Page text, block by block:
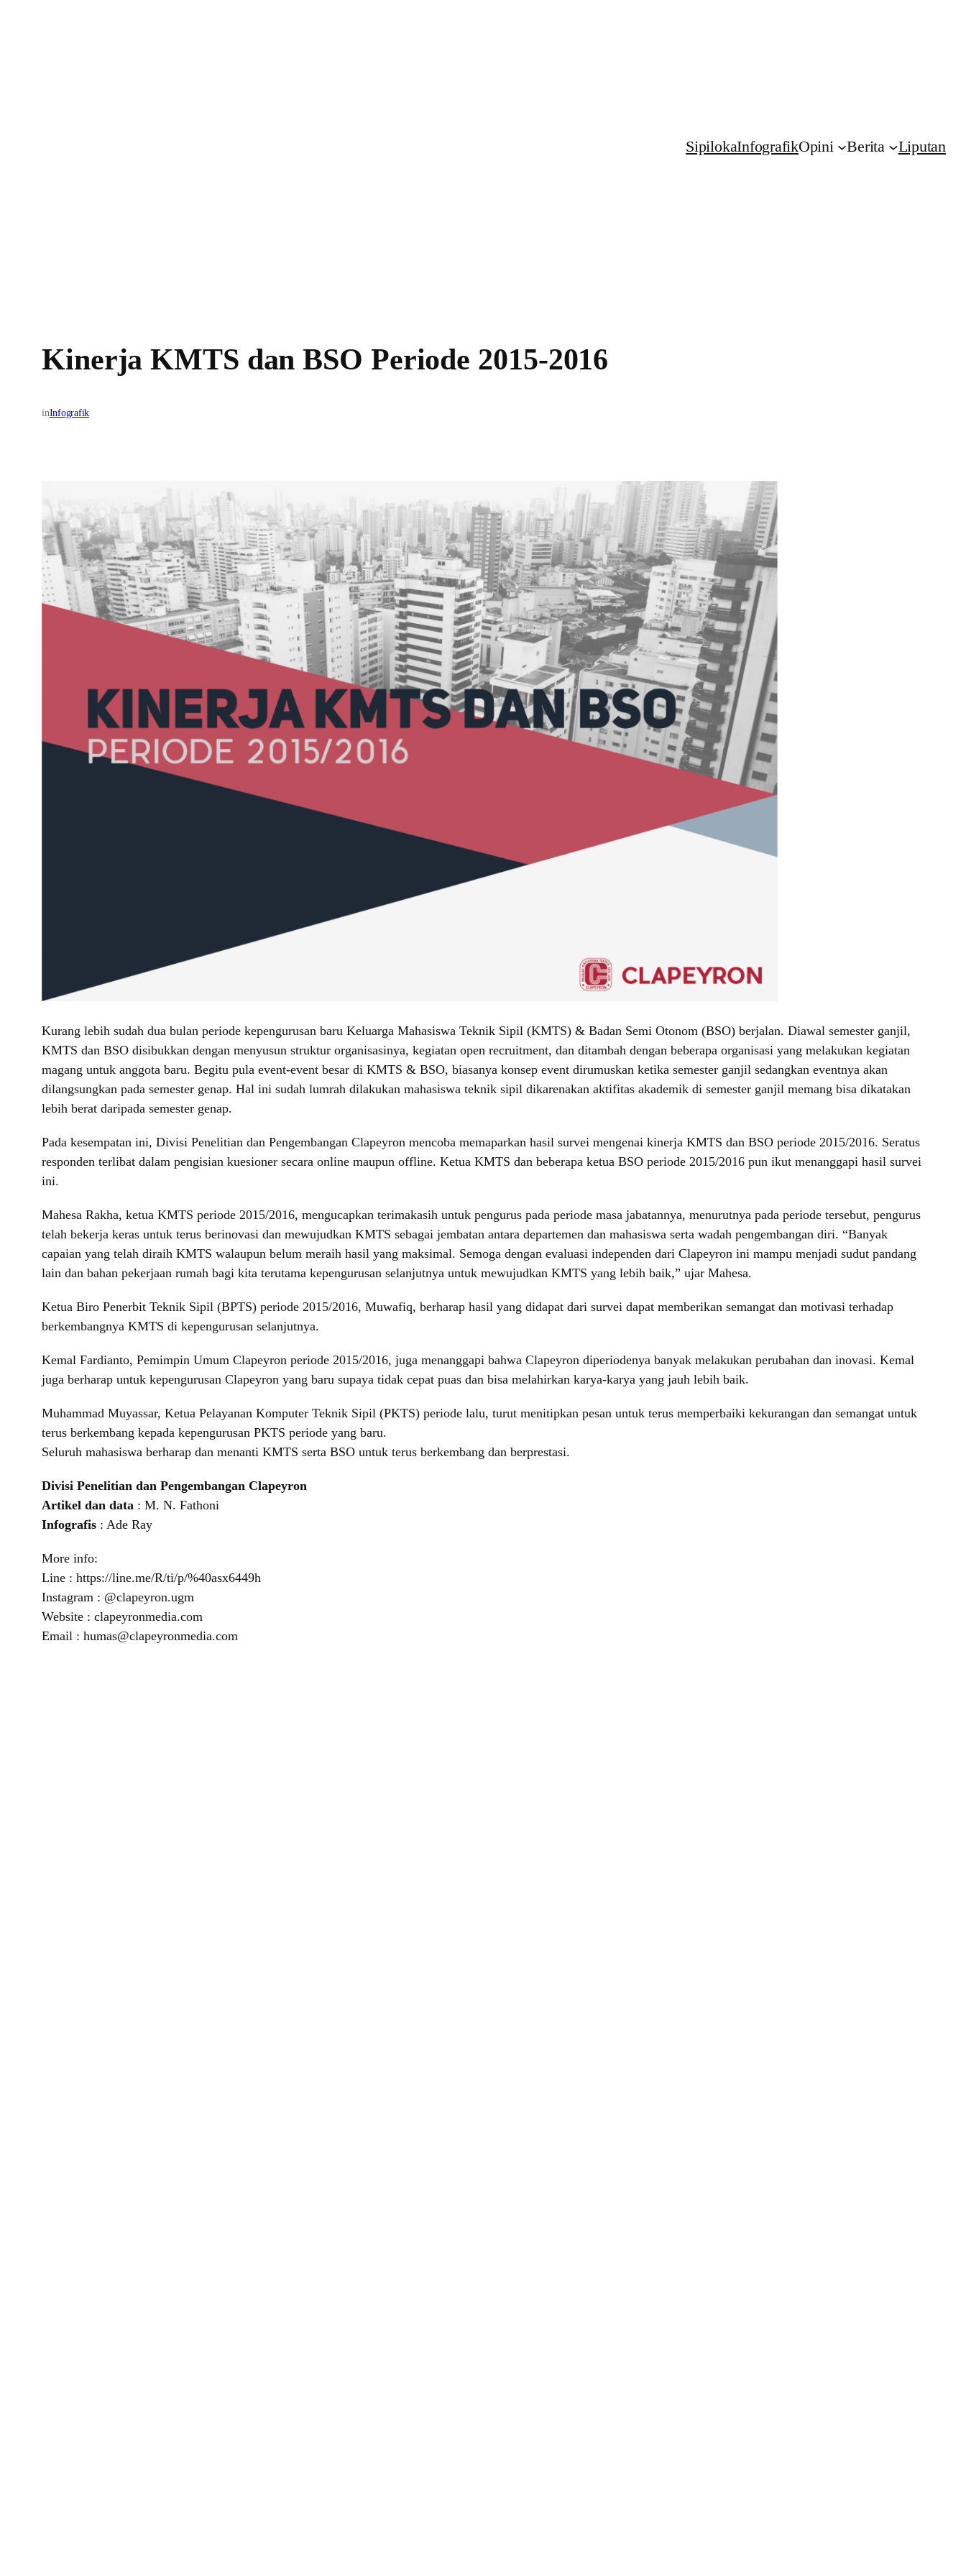
SipilokaInfografikOpini Berita Liputan
Kinerja KMTS dan BSO Periode 2015-2016
inInfografik
Kurang lebih sudah dua bulan periode kepengurusan baru Keluarga Mahasiswa Teknik Sipil (KMTS) & Badan Semi Otonom (BSO) berjalan. Diawal semester ganjil,
KMTS dan BSO disibukkan dengan menyusun struktur organisasinya, kegiatan open recruitment, dan ditambah dengan beberapa organisasi yang melakukan kegiatan
magang untuk anggota baru. Begitu pula event-event besar di KMTS & BSO, biasanya konsep event dirumuskan ketika semester ganjil sedangkan eventnya akan
dilangsungkan pada semester genap. Hal ini sudah lumrah dilakukan mahasiswa teknik sipil dikarenakan aktifitas akademik di semester ganjil memang bisa dikatakan
lebih berat daripada semester genap.
Pada kesempatan ini, Divisi Penelitian dan Pengembangan Clapeyron mencoba memaparkan hasil survei mengenai kinerja KMTS dan BSO periode 2015/2016. Seratus
responden terlibat dalam pengisian kuesioner secara online maupun offline. Ketua KMTS dan beberapa ketua BSO periode 2015/2016 pun ikut menanggapi hasil survei
ini.
Mahesa Rakha, ketua KMTS periode 2015/2016, mengucapkan terimakasih untuk pengurus pada periode masa jabatannya, menurutnya pada periode tersebut, pengurus
telah bekerja keras untuk terus berinovasi dan mewujudkan KMTS sebagai jembatan antara departemen dan mahasiswa serta wadah pengembangan diri. “Banyak
capaian yang telah diraih KMTS walaupun belum meraih hasil yang maksimal. Semoga dengan evaluasi independen dari Clapeyron ini mampu menjadi sudut pandang
lain dan bahan pekerjaan rumah bagi kita terutama kepengurusan selanjutnya untuk mewujudkan KMTS yang lebih baik,” ujar Mahesa.
Ketua Biro Penerbit Teknik Sipil (BPTS) periode 2015/2016, Muwafiq, berharap hasil yang didapat dari survei dapat memberikan semangat dan motivasi terhadap
berkembangnya KMTS di kepengurusan selanjutnya.
Kemal Fardianto, Pemimpin Umum Clapeyron periode 2015/2016, juga menanggapi bahwa Clapeyron diperiodenya banyak melakukan perubahan dan inovasi. Kemal
juga berharap untuk kepengurusan Clapeyron yang baru supaya tidak cepat puas dan bisa melahirkan karya-karya yang jauh lebih baik.
Muhammad Muyassar, Ketua Pelayanan Komputer Teknik Sipil (PKTS) periode lalu, turut menitipkan pesan untuk terus memperbaiki kekurangan dan semangat untuk
terus berkembang kepada kepengurusan PKTS periode yang baru.
Seluruh mahasiswa berharap dan menanti KMTS serta BSO untuk terus berkembang dan berprestasi.
Divisi Penelitian dan Pengembangan Clapeyron
Artikel dan data : M. N. Fathoni
Infografis : Ade Ray
More info:
Line : https://line.me/R/ti/p/%40asx6449h
Instagram : @clapeyron.ugm
Website : clapeyronmedia.com
Email : humas@clapeyronmedia.com